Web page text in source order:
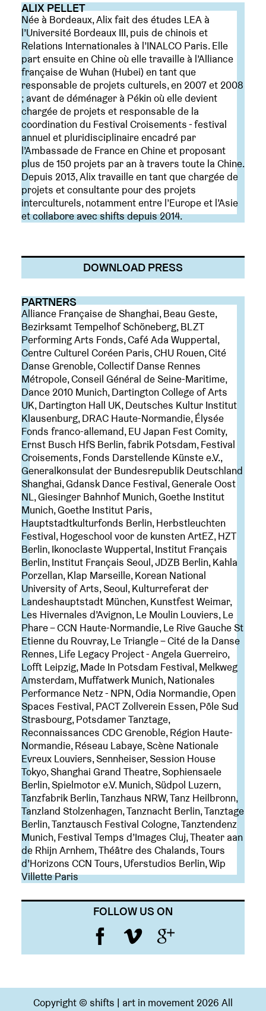
ALIX PELLET
Née à Bordeaux, Alix fait des études LEA à
l’Université Bordeaux III, puis de chinois et
Relations Internationales à l’INALCO Paris. Elle
part ensuite en Chine où elle travaille à l’Alliance
française de Wuhan (Hubei) en tant que
responsable de projets culturels, en 2007 et 2008
; avant de déménager à Pékin où elle devient
chargée de projets et responsable de la
coordination du Festival Croisements - festival
annuel et pluridisciplinaire encadré par
l’Ambassade de France en Chine et proposant
plus de 150 projets par an à travers toute la Chine.
Depuis 2013, Alix travaille en tant que chargée de
projets et consultante pour des projets
interculturels, notamment entre l’Europe et l’Asie
et collabore avec shifts depuis 2014.
DOWNLOAD PRESS
PARTNERS
Alliance Française de Shanghai, Beau Geste,
Bezirksamt Tempelhof Schöneberg, BLZT
Performing Arts Fonds, Café Ada Wuppertal,
Centre Culturel Coréen Paris, CHU Rouen, Cité
Danse Grenoble, Collectif Danse Rennes
Métropole, Conseil Général de Seine-Maritime,
Dance 2010 Munich, Dartington College of Arts
UK, Dartington Hall UK, Deutsches Kultur Institut
Klausenburg, DRAC Haute-Normandie, Élysée
Fonds franco-allemand, EU Japan Fest Comity,
Ernst Busch HfS Berlin, fabrik Potsdam, Festival
Croisements, Fonds Darstellende Künste e.V.,
Generalkonsulat der Bundesrepublik Deutschland
Shanghai, Gdansk Dance Festival, Generale Oost
NL, Giesinger Bahnhof Munich, Goethe Institut
Munich, Goethe Institut Paris,
Hauptstadtkulturfonds Berlin, Herbstleuchten
Festival, Hogeschool voor de kunsten ArtEZ, HZT
Berlin, Ikonoclaste Wuppertal, Institut Français
Berlin, Institut Français Seoul, JDZB Berlin, Kahla
Porzellan, Klap Marseille, Korean National
University of Arts, Seoul, Kulturreferat der
Landeshauptstadt München, Kunstfest Weimar,
Les Hivernales d’Avignon, Le Moulin Louviers, Le
Phare – CCN Haute-Normandie, Le Rive Gauche St
Etienne du Rouvray, Le Triangle – Cité de la Danse
Rennes, Life Legacy Project - Angela Guerreiro,
Lofft Leipzig, Made In Potsdam Festival, Melkweg
Amsterdam, Muffatwerk Munich, Nationales
Performance Netz - NPN, Odia Normandie, Open
Spaces Festival, PACT Zollverein Essen, Pôle Sud
Strasbourg, Potsdamer Tanztage,
Reconnaissances CDC Grenoble, Région Haute-
Normandie, Réseau Labaye, Scène Nationale
Evreux Louviers, Sennheiser, Session House
Tokyo, Shanghai Grand Theatre, Sophiensaele
Berlin, Spielmotor e.V. Munich, Südpol Luzern,
Tanzfabrik Berlin, Tanzhaus NRW, Tanz Heilbronn,
Tanzland Stolzenhagen, Tanznacht Berlin, Tanztage
Berlin, Tanztausch Festival Cologne, Tanztendenz
Munich, Festival Temps d’Images Cluj, Theater aan
de Rhijn Arnhem, Théâtre des Chalands, Tours
d’Horizons CCN Tours, Uferstudios Berlin, Wip
Villette Paris
FOLLOW US ON
Copyright © shifts | art in movement 2026 All